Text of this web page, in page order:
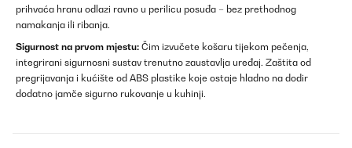
prihvaća hranu odlazi ravno u perilicu posuđa – bez prethodnog
namakanja ili ribanja.
Sigurnost na prvom mjestu: Čim izvučete košaru tijekom pečenja,
integrirani sigurnosni sustav trenutno zaustavlja uređaj. Zaštita od
pregrijavanja i kućište od ABS plastike koje ostaje hladno na dodir
dodatno jamče sigurno rukovanje u kuhinji.